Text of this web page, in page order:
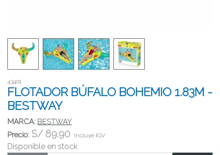
43401
FLOTADOR BÚFALO BOHEMIO 1.83M -
BESTWAY
MARCA: BESTWAY
Precio: S/ 89.90 Incluye IGV
Disponible en stock